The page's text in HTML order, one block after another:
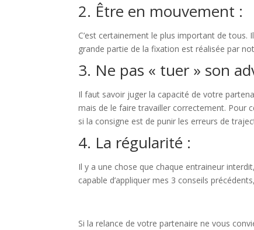
2. Être en mouvement :
C’est certainement le plus important de tous.
grande partie de la fixation est réalisée par
3. Ne pas « tuer » son
Il faut savoir juger la capacité de votre
mais de le faire travailler correctement. Pour
si la consigne est de punir les erreurs de
4. La régularité :
Il y a une chose que chaque entraineur
capable d’appliquer mes 3 conseils
Si la relance de votre partenaire ne vous